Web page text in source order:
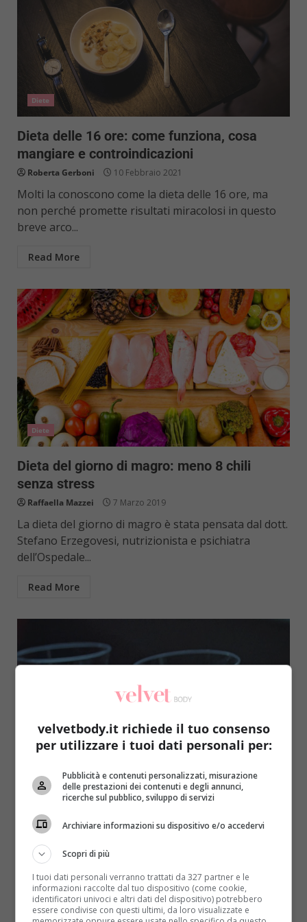
Diete
Dieta delle 16 ore: come funziona, cosa
mangiare e controindicazioni
Roberta Gerboni 10 Febbraio 2021
Molti la conoscono come la dieta delle 16 ore, ma
non perché promette risultati miracolosi in questo
breve arco...
Read More
Diete
Dieta del giorno di magro: meno 8 chili
senza stress
Raffaella Mazzei 7 Marzo 2019
La dieta del giorno di magro è stata pensata dal dott.
Stefano Erzegovesi, nutrizionista e psichiatra
dell’Ospedale...
Read More
Morta per digiuno-terapia: da 21 giorni
beveva solo acqua
Redazione 9 Giugno 2017
Una donna di 57 anni malata di sclerosi multipla è
morta per digiuno-terapia: come consigliato dal
medico,...
Read More
velvetbody.it richiede il tuo consenso
per utilizzare i tuoi dati personali per:
Pubblicità e contenuti personalizzati, misurazione
delle prestazioni dei contenuti e degli annunci,
ricerche sul pubblico, sviluppo di servizi
Archiviare informazioni su dispositivo e/o accedervi
Scopri di più
I tuoi dati personali verranno trattati da 327 partner e le
informazioni raccolte dal tuo dispositivo (come cookie,
identificatori univoci e altri dati del dispositivo) potrebbero
essere condivise con questi ultimi, da loro visualizzate e